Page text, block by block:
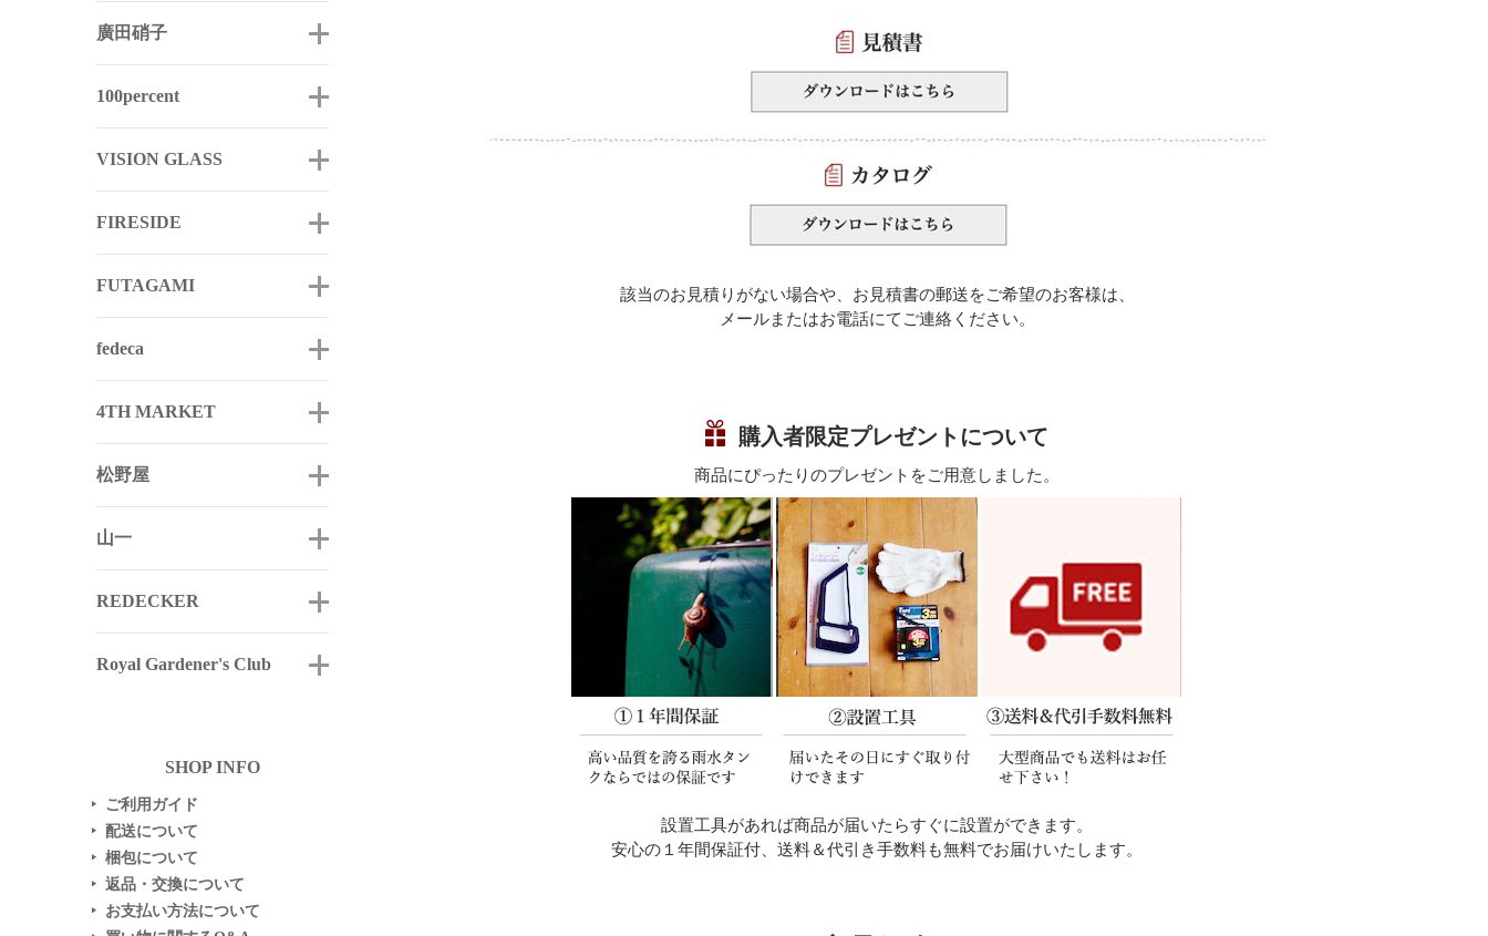
廣田硝子
100percent
VISION GLASS
FIRESIDE
FUTAGAMI
fedeca
4TH MARKET
松野屋
山一
REDECKER
Royal Gardener's Club
SHOP INFO
▶ ご利用ガイド
▶ 配送について
▶ 梱包について
▶ 返品・交換について
▶ お支払い方法について
該当のお見積りがない場合や、お見積書の郵送をご希望のお客様は、
メールまたはお電話にてご連絡ください。
購入者限定プレゼントについて
商品にぴったりのプレゼントをご用意しました。
設置工具があれば商品が届いたらすぐに設置ができます。
安心の１年間保証付、送料＆代引き手数料も無料でお届けいたします。